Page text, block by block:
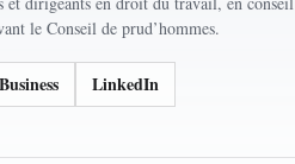
le Conseil de prud’hommes.
LinkedIn